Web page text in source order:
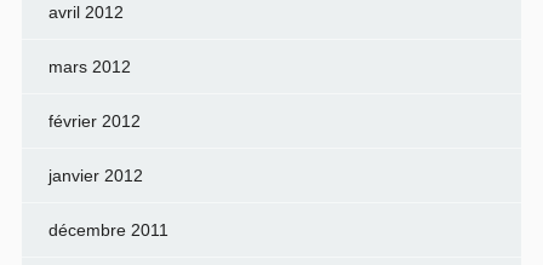
avril 2012
mars 2012
février 2012
janvier 2012
décembre 2011